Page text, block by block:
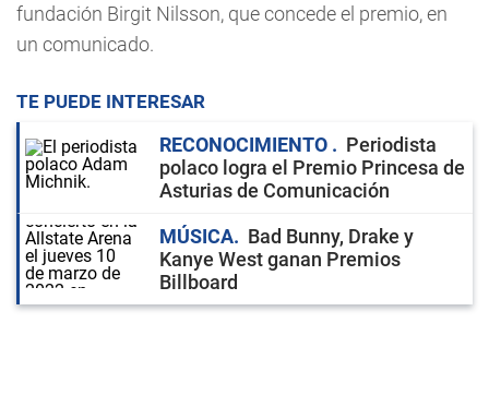
fundación Birgit Nilsson, que concede el premio, en
un comunicado.
TE PUEDE INTERESAR
RECONOCIMIENTO
Periodista
polaco logra el Premio Princesa de
Asturias de Comunicación
MÚSICA
Bad Bunny, Drake y
Kanye West ganan Premios
Billboard